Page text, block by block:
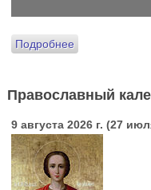
Подробнее
Православный
9 августа 2026 г. (27